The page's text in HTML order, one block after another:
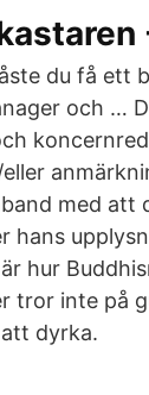
du få ett
och …
med att
hur
tror inte på
dyrka.